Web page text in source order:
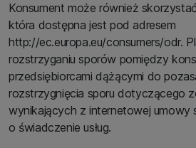
Konsument może również
która dostępna jest pod adresem
http://ec.europa.eu/consumers/odr.
rozstrzyganiu sporów pomiędzy
przedsiębiorcami dążącymi do
rozstrzygnięcia sporu dotyczącego
wynikających z internetowej umowy
o świadczenie usług.